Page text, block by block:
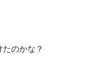
のかな？